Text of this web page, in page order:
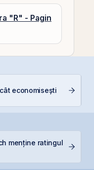
"R" - Pagin
economisești
menține ratingul